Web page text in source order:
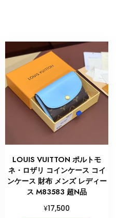
LOUIS VUITTON ポルトモ
ネ・ロザリ コインケース コイ
ンケース 財布 メンズ レディー
ス M83583 超N品
¥17,500